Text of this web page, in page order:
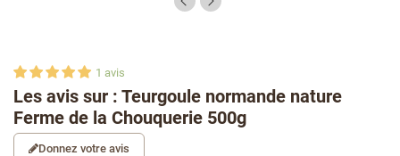
Les avis sur : Teurgoule normande nature
Ferme de la Chouquerie 500g
1 avis
Donnez votre avis